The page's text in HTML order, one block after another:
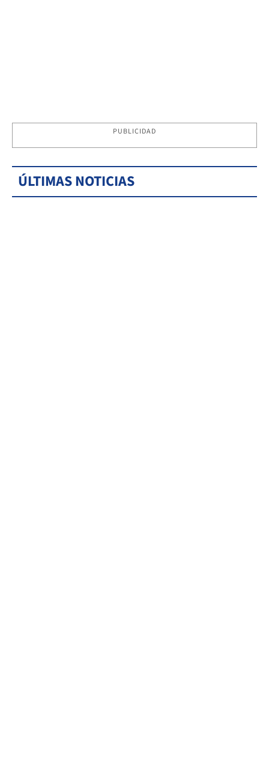
PUBLICIDAD
ÚLTIMAS NOTICIAS